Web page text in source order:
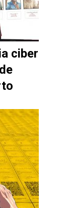
ciber